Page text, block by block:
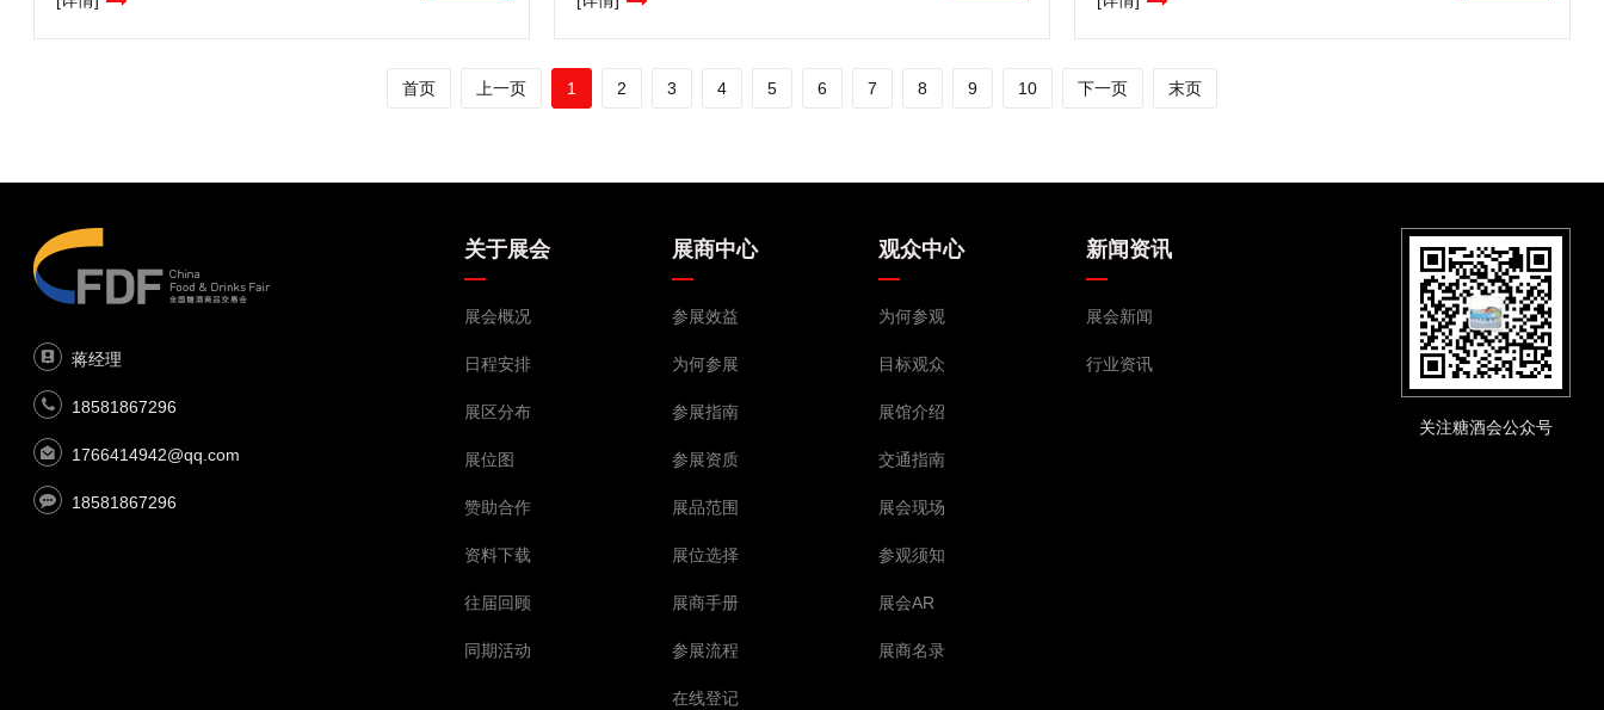
首页 上一页 1 2 3 4 5 6 7 8 9 10 下一页 末页
蒋经理
18581867296
1766414942@qq.com
18581867296
关注糖酒会公众号
关于展会
展会概况
日程安排
展区分布
展位图
赞助合作
资料下载
往届回顾
同期活动
展商中心
参展效益
为何参展
参展指南
参展资质
展品范围
展位选择
展商手册
参展流程
在线登记
观众中心
为何参观
目标观众
展馆介绍
交通指南
展会现场
参观须知
展会AR
展商名录
新闻资讯
展会新闻
行业资讯